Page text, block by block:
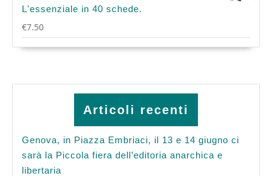
L'essenziale in 40 schede.
€7.50
Articoli recenti
Genova, in Piazza Embriaci, il 13 e 14 giugno ci
sarà la Piccola fiera dell’editoria anarchica e
libertaria